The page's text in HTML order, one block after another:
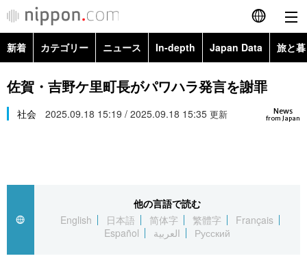
English
简体字
繁體字
العربية
新着 カテゴリー ニュース In-depth Japan Data 旅と
政治・外交
経済・ビジネス
社会
文化
科学・技術
Topics
Images
お知らせ
佐賀・吉野ケ里町長がパワハラ発言を謝罪
News
from Japan
社会 2025.09.18 15:19 / 2025.09.18 15:35 更新
他の言語で読む
English
日本語 简体字 繁體字
Français
Español
العربية Русский